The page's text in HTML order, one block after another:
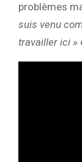
problèmes
suis venu
travailler ici »